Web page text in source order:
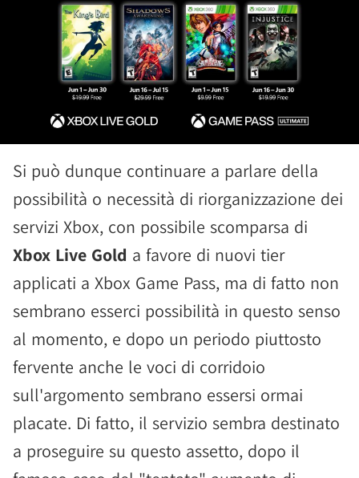
Si può dunque continuare a parlare della
possibilità o necessità di riorganizzazione dei
servizi Xbox, con possibile scomparsa di
Xbox Live Gold a favore di nuovi tier
applicati a Xbox Game Pass, ma di fatto non
sembrano esserci possibilità in questo senso
al momento, e dopo un periodo piuttosto
fervente anche le voci di corridoio
sull'argomento sembrano essersi ormai
placate. Di fatto, il servizio sembra destinato
a proseguire su questo assetto, dopo il